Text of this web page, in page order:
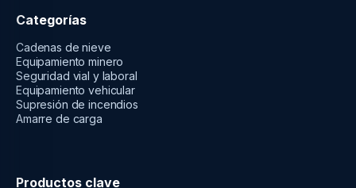
Categorías
Cadenas de nieve
Equipamiento minero
Seguridad vial y laboral
Equipamiento vehicular
Supresión de incendios
Amarre de carga
Productos clave